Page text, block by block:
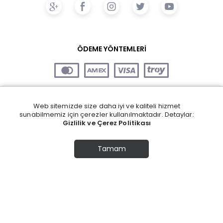
ÖDEME YÖNTEMLERİ
Web sitemizde size daha iyi ve kaliteli hizmet
sunabilmemiz için çerezler kullanılmaktadır. Detaylar:
Gizlilik ve Çerez Politikası
Tamam